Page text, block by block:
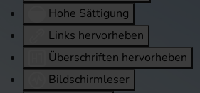
Hohe Sättigung
Links hervorheben
Überschriften hervorheben
Bildschirmleser